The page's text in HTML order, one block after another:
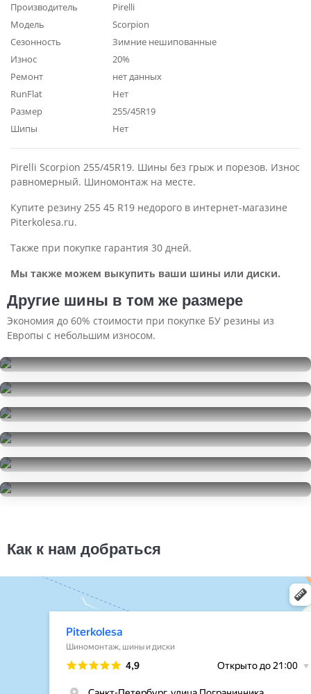
Производитель
Pirelli
Модель
Scorpion
Сезонность
Зимние нешипованные
Износ
20%
Ремонт
нет данных
RunFlat
Нет
Размер
255/45R19
Шипы
Нет
Pirelli Scorpion 255/45R19. Шины без грыж и порезов. Износ
равномерный. Шиномонтаж на месте.
Купите резину 255 45 R19 недорого в интернет-магазине
Piterkolesa.ru.
Также при покупке гарантия 30 дней.
Мы также можем выкупить ваши шины или диски.
Другие шины в том же размере
Экономия до 60% стоимости при покупке БУ резины из
Европы с небольшим износом.
255/45R19
16000
за 4 шт.
255/45R19
6500
за 1 шт.
255/45R19
14000
за 2 шт.
255/45R19
27000
за 4 шт.
255/45R19
Как к нам добраться